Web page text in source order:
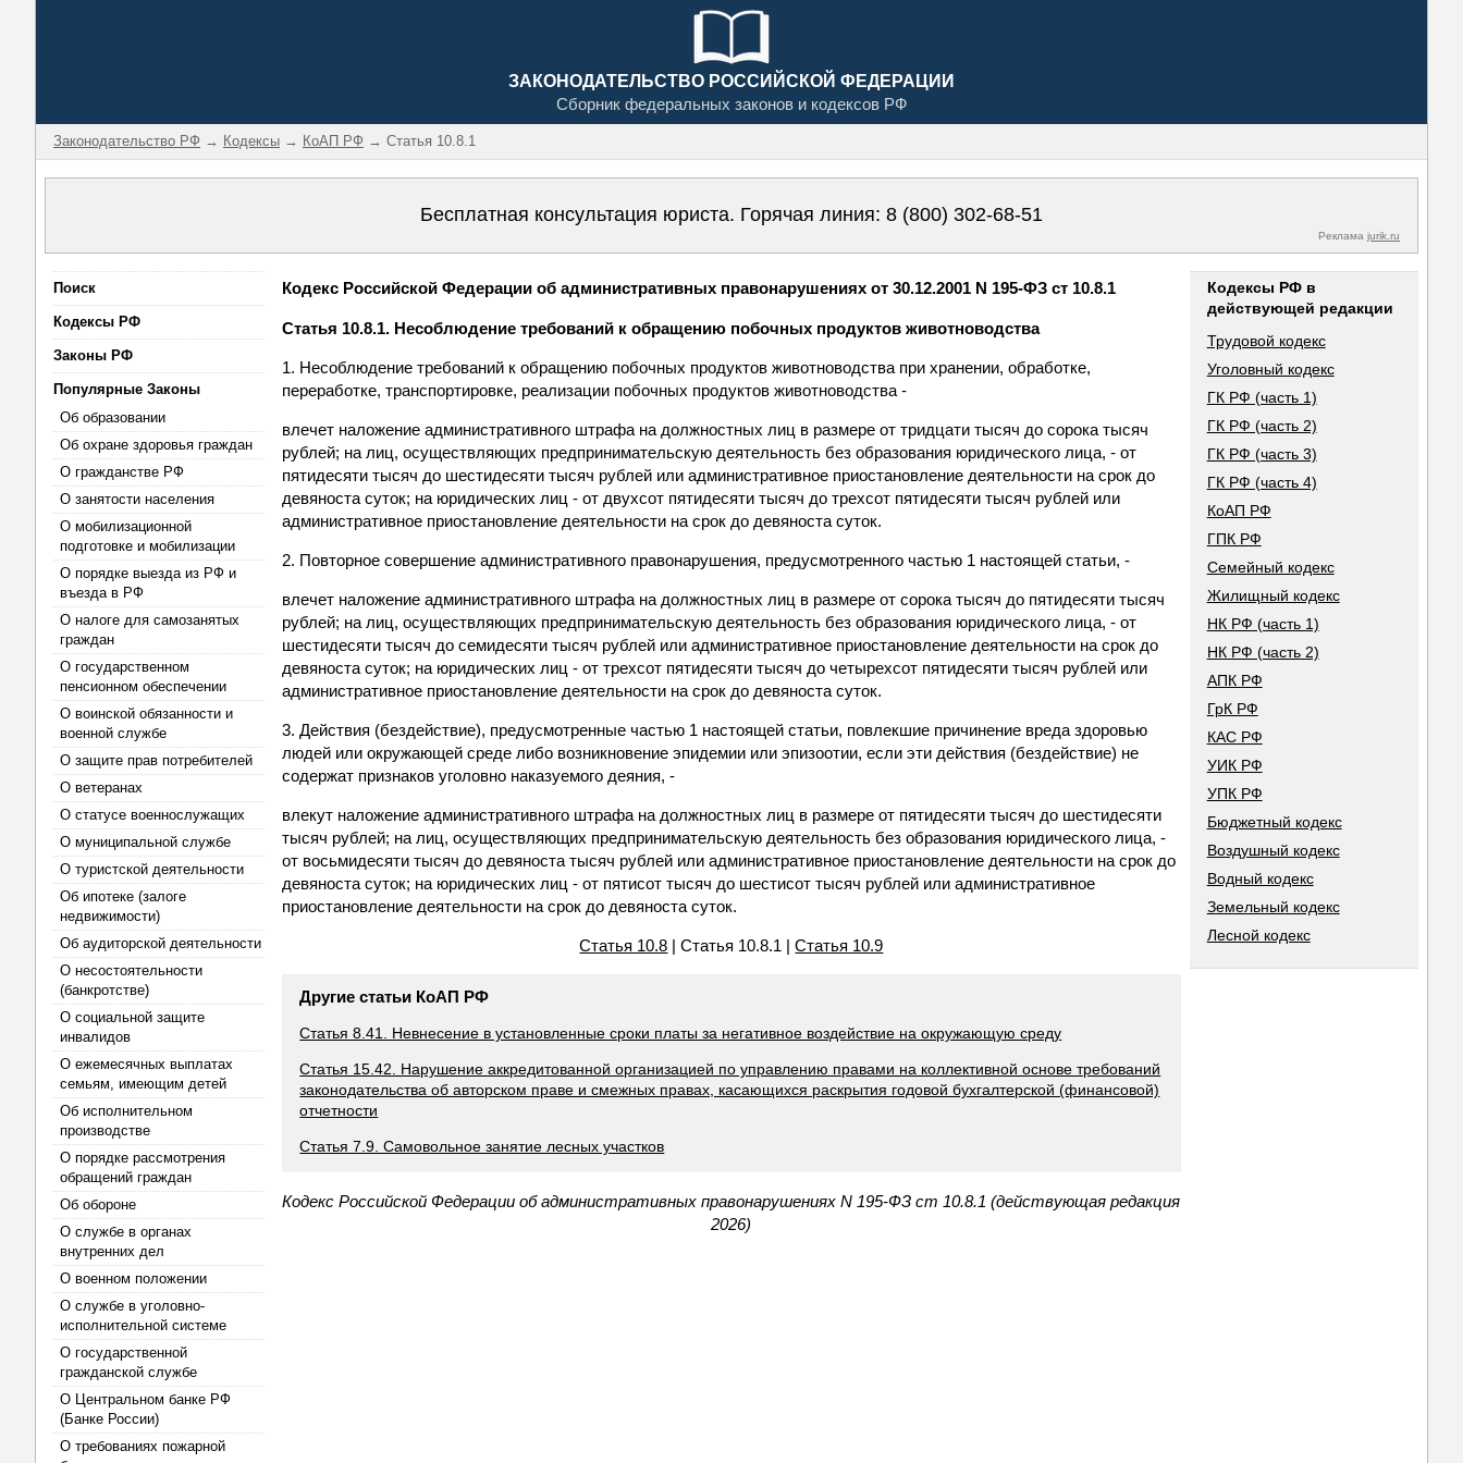
ЗАКОНОДАТЕЛЬСТВО РОССИЙСКОЙ ФЕДЕРАЦИИ
Сборник федеральных законов и кодексов РФ
Законодательство РФ → Кодексы → КоАП РФ → Статья 10.8.1
Бесплатная консультация юриста. Горячая линия: 8 (800) 302-68-51
Реклама jurik.ru
Поиск
Кодексы РФ
Законы РФ
Популярные Законы
Об образовании
Об охране здоровья граждан
О гражданстве РФ
О занятости населения
О мобилизационной
подготовке и мобилизации
О порядке выезда из РФ и
въезда в РФ
О налоге для самозанятых
граждан
О государственном
пенсионном обеспечении
О воинской обязанности и
военной службе
О защите прав потребителей
О ветеранах
О статусе военнослужащих
О муниципальной службе
О туристской деятельности
Об ипотеке (залоге
недвижимости)
Об аудиторской деятельности
О несостоятельности
(банкротстве)
О социальной защите
инвалидов
О ежемесячных выплатах
семьям, имеющим детей
Об исполнительном
производстве
О порядке рассмотрения
обращений граждан
Об обороне
О службе в органах
внутренних дел
О военном положении
О службе в уголовно-
исполнительной системе
О государственной
гражданской службе
О Центральном банке РФ
(Банке России)
О требованиях пожарной
Кодекс Российской Федерации об административных правонарушениях от 30.12.2001 N 195-ФЗ ст 10.8.1
Статья 10.8.1. Несоблюдение требований к обращению побочных продуктов животноводства
1. Несоблюдение требований к обращению побочных продуктов животноводства при хранении, обработке,
переработке, транспортировке, реализации побочных продуктов животноводства -
влечет наложение административного штрафа на должностных лиц в размере от тридцати тысяч до сорока тысяч
рублей; на лиц, осуществляющих предпринимательскую деятельность без образования юридического лица, - от
пятидесяти тысяч до шестидесяти тысяч рублей или административное приостановление деятельности на срок до
девяноста суток; на юридических лиц - от двухсот пятидесяти тысяч до трехсот пятидесяти тысяч рублей или
административное приостановление деятельности на срок до девяноста суток.
2. Повторное совершение административного правонарушения, предусмотренного частью 1 настоящей статьи, -
влечет наложение административного штрафа на должностных лиц в размере от сорока тысяч до пятидесяти тысяч
рублей; на лиц, осуществляющих предпринимательскую деятельность без образования юридического лица, - от
шестидесяти тысяч до семидесяти тысяч рублей или административное приостановление деятельности на срок до
девяноста суток; на юридических лиц - от трехсот пятидесяти тысяч до четырехсот пятидесяти тысяч рублей или
административное приостановление деятельности на срок до девяноста суток.
3. Действия (бездействие), предусмотренные частью 1 настоящей статьи, повлекшие причинение вреда здоровью
людей или окружающей среде либо возникновение эпидемии или эпизоотии, если эти действия (бездействие) не
содержат признаков уголовно наказуемого деяния, -
влекут наложение административного штрафа на должностных лиц в размере от пятидесяти тысяч до шестидесяти
тысяч рублей; на лиц, осуществляющих предпринимательскую деятельность без образования юридического лица, -
от восьмидесяти тысяч до девяноста тысяч рублей или административное приостановление деятельности на срок до
девяноста суток; на юридических лиц - от пятисот тысяч до шестисот тысяч рублей или административное
приостановление деятельности на срок до девяноста суток.
Статья 10.8 | Статья 10.8.1 |Статья 10.9
Другие статьи КоАП РФ
Статья 8.41. Невнесение в установленные сроки платы за негативное воздействие на окружающую среду
Статья 15.42. Нарушение аккредитованной организацией по управлению правами на коллективной основе требований
законодательства об авторском праве и смежных правах, касающихся раскрытия годовой бухгалтерской (финансовой)
отчетности
Статья 7.9. Самовольное занятие лесных участков
Кодекс Российской Федерации об административных правонарушениях N 195-ФЗ ст 10.8.1 (действующая редакция
2026)
Кодексы РФ в
действующей редакции
Трудовой кодекс
Уголовный кодекс
ГК РФ (часть 1)
ГК РФ (часть 2)
ГК РФ (часть 3)
ГК РФ (часть 4)
КоАП РФ
ГПК РФ
Семейный кодекс
Жилищный кодекс
НК РФ (часть 1)
НК РФ (часть 2)
АПК РФ
ГрК РФ
КАС РФ
УИК РФ
УПК РФ
Бюджетный кодекс
Воздушный кодекс
Водный кодекс
Земельный кодекс
Лесной кодекс